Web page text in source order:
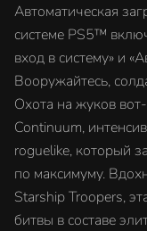
Автоматическая
системе PS5™
вход в систему» и
Вооружайтесь,
Охота на жуков
Continuum,
roguelike, который
по максимуму.
Starship Troopers,
битвы в составе